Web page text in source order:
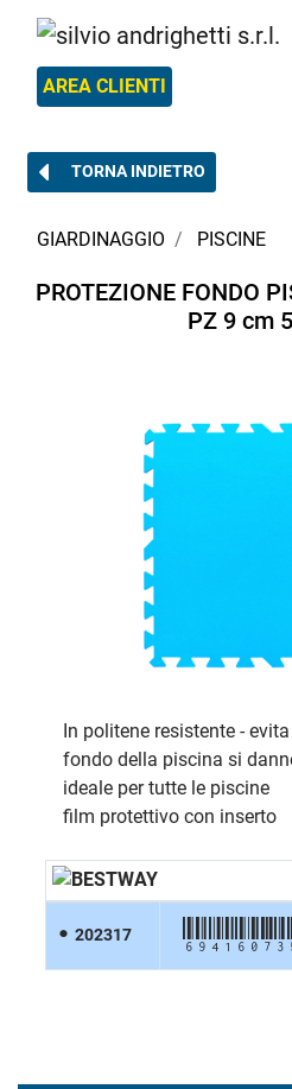
AREA CLIENTI
TORNA INDIETRO
GIARDINAGGIO PISCINE
PROTEZIONE FONDO
PZ 9 cm
In politene resistente -
fondo della piscina si
ideale per tutte le piscine
film protettivo con inserto
202317